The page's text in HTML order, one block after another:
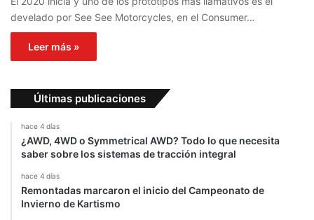
develado por See See Motorcycles, en el Consumer…
Leer más »
Últimas publicaciones
hace 4 días
¿AWD, 4WD o Symmetrical AWD? Todo lo que necesita
saber sobre los sistemas de tracción integral
hace 4 días
Remontadas marcaron el inicio del Campeonato de
Invierno de Kartismo